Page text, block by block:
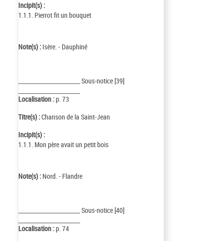
Incipit(s) :
1.1.1. Pierrot fit un bouquet
Note(s) : Isère. - Dauphiné
_________________________ Sous-notice [39]
Localisation :p. 73
Titre(s) :Chanson de la Saint-Jean
Incipit(s) :
1.1.1. Mon père avait un petit bois
Note(s) : Nord. - Flandre
_________________________ Sous-notice [40]
Localisation :p. 74